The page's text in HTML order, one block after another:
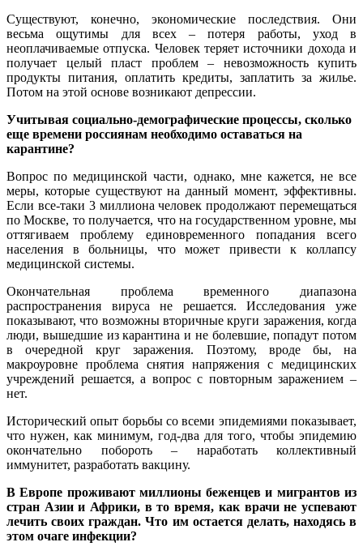
Существуют, конечно, экономические последствия. Они
весьма ощутимы для всех – потеря работы, уход в
неоплачиваемые отпуска. Человек теряет источники дохода и
получает целый пласт проблем – невозможность купить
продукты питания, оплатить кредиты, заплатить за жилье.
Потом на этой основе возникают депрессии.
Учитывая социально-демографические процессы, сколько
еще времени россиянам необходимо оставаться на
карантине?
Вопрос по медицинской части, однако, мне кажется, не все
меры, которые существуют на данный момент, эффективны.
Если все-таки 3 миллиона человек продолжают перемещаться
по Москве, то получается, что на государственном уровне, мы
оттягиваем проблему единовременного попадания всего
населения в больницы, что может привести к коллапсу
медицинской системы.
Окончательная проблема временного диапазона
распространения вируса не решается. Исследования уже
показывают, что возможны вторичные круги заражения, когда
люди, вышедшие из карантина и не болевшие, попадут потом
в очередной круг заражения. Поэтому, вроде бы, на
макроуровне проблема снятия напряжения с медицинских
учреждений решается, а вопрос с повторным заражением –
нет.
Исторический опыт борьбы со всеми эпидемиями показывает,
что нужен, как минимум, год-два для того, чтобы эпидемию
окончательно побороть – наработать коллективный
иммунитет, разработать вакцину.
В Европе проживают миллионы беженцев и мигрантов из
стран Азии и Африки, в то время, как врачи не успевают
лечить своих граждан. Что им остается делать, находясь в
этом очаге инфекции?